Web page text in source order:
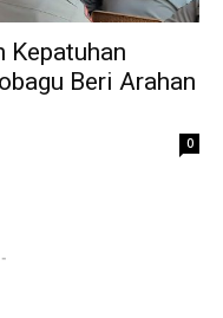
Kepatuhan
Beri Arahan
0